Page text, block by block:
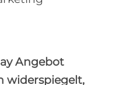
Angebot
widerspiegelt,